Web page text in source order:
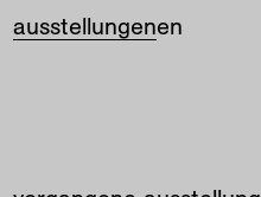
ausstellungenen